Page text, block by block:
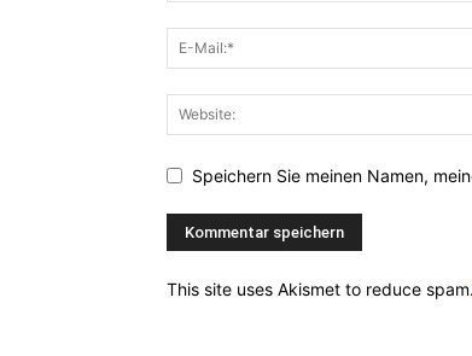
Speichern Sie meinen Namen,
This site uses Akismet to reduce spam.